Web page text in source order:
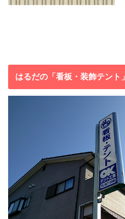
はるだの「看板・装飾テント」